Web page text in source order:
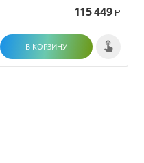
115 449 Р
В КОРЗИНУ